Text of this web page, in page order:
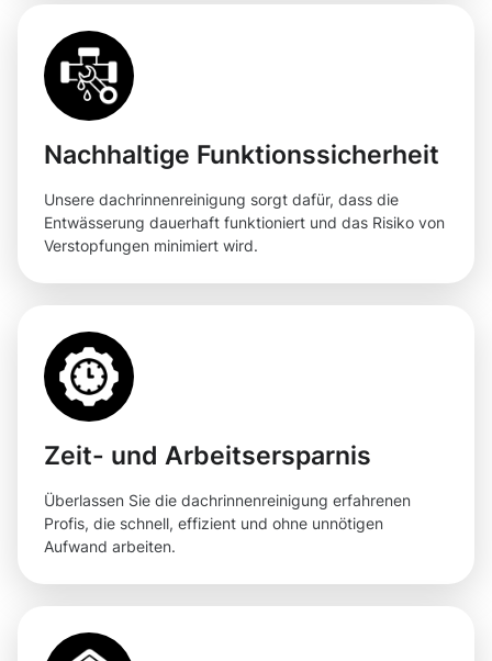
Nachhaltige Funktionssicherheit
Unsere dachrinnenreinigung sorgt dafür, dass die
Entwässerung dauerhaft funktioniert und das Risiko von
Verstopfungen minimiert wird.
Zeit- und Arbeitsersparnis
Überlassen Sie die dachrinnenreinigung erfahrenen
Profis, die schnell, effizient und ohne unnötigen
Aufwand arbeiten.